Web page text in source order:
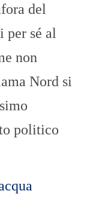
del
per sé al
non
Nord si
politico